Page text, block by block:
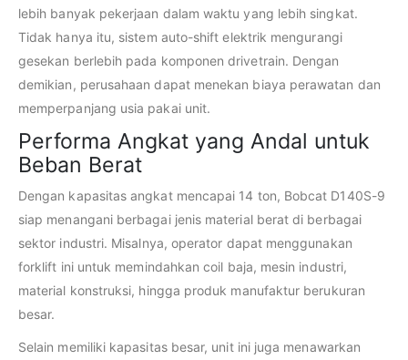
lebih banyak pekerjaan dalam waktu yang lebih singkat.
Tidak hanya itu, sistem auto-shift elektrik mengurangi
gesekan berlebih pada komponen drivetrain. Dengan
demikian, perusahaan dapat menekan biaya perawatan dan
memperpanjang usia pakai unit.
Performa Angkat yang Andal untuk
Beban Berat
Dengan kapasitas angkat mencapai 14 ton, Bobcat D140S-9
siap menangani berbagai jenis material berat di berbagai
sektor industri. Misalnya, operator dapat menggunakan
forklift ini untuk memindahkan coil baja, mesin industri,
material konstruksi, hingga produk manufaktur berukuran
besar.
Selain memiliki kapasitas besar, unit ini juga menawarkan